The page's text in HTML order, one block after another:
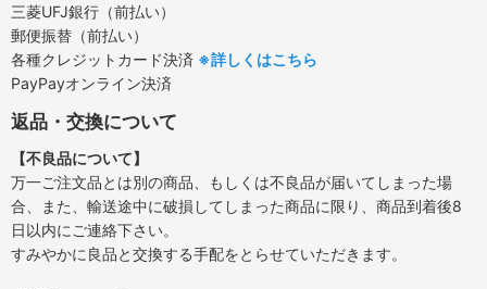
三菱UFJ銀行（前払い）
郵便振替（前払い）
各種クレジットカード決済 ※詳しくはこちら
PayPayオンライン決済
返品・交換について
【不良品について】
万一ご注文品とは別の商品、もしくは不良品が届いてしまった場
合、また、輸送途中に破損してしまった商品に限り、商品到着後8
日以内にご連絡下さい。
すみやかに良品と交換する手配をとらせていただきます。